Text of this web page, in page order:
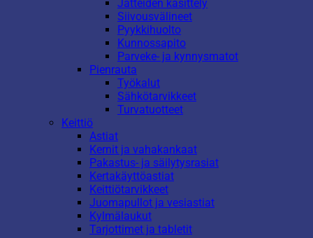
Jätteiden käsittely
Siivousvälineet
Pyykkihuolto
Kunnossapito
Parveke- ja kynnysmatot
Pienrauta
Työkalut
Sähkötarvikkeet
Turvatuotteet
Keittiö
Astiat
Kernit ja vahakankaat
Pakastus- ja säilytysrasiat
Kertakäyttöastiat
Keittiötarvikkeet
Juomapullot ja vesiastiat
Kylmälaukut
Tarjottimet ja tabletit